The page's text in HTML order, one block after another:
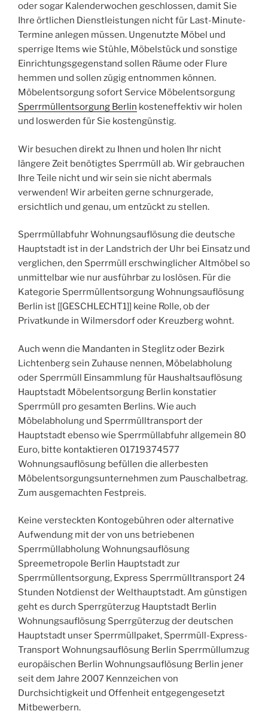
oder sogar Kalenderwochen geschlossen, damit Sie
Ihre örtlichen Dienstleistungen nicht für Last-Minute-
Termine anlegen müssen. Ungenutzte Möbel und
sperrige Items wie Stühle, Möbelstück und sonstige
Einrichtungsgegenstand sollen Räume oder Flure
hemmen und sollen zügig entnommen können.
Möbelentsorgung sofort Service Möbelentsorgung
Sperrmüllentsorgung Berlin kosteneffektiv wir holen
und loswerden für Sie kostengünstig.
Wir besuchen direkt zu Ihnen und holen Ihr nicht
längere Zeit benötigtes Sperrmüll ab. Wir gebrauchen
Ihre Teile nicht und wir sein sie nicht abermals
verwenden! Wir arbeiten gerne schnurgerade,
ersichtlich und genau, um entzückt zu stellen.
Sperrmüllabfuhr Wohnungsauflösung die deutsche
Hauptstadt ist in der Landstrich der Uhr bei Einsatz und
verglichen, den Sperrmüll erschwinglicher Altmöbel so
unmittelbar wie nur ausführbar zu loslösen. Für die
Kategorie Sperrmüllentsorgung Wohnungsauflösung
Berlin ist [[GESCHLECHT1]] keine Rolle, ob der
Privatkunde in Wilmersdorf oder Kreuzberg wohnt.
Auch wenn die Mandanten in Steglitz oder Bezirk
Lichtenberg sein Zuhause nennen, Möbelabholung
oder Sperrmüll Einsammlung für Haushaltsauflösung
Hauptstadt Möbelentsorgung Berlin konstatier
Sperrmüll pro gesamten Berlins. Wie auch
Möbelabholung und Sperrmülltransport der
Hauptstadt ebenso wie Sperrmüllabfuhr allgemein 80
Euro, bitte kontaktieren 01719374577
Wohnungsauflösung befüllen die allerbesten
Möbelentsorgungsunternehmen zum Pauschalbetrag.
Zum ausgemachten Festpreis.
Keine versteckten Kontogebühren oder alternative
Aufwendung mit der von uns betriebenen
Sperrmüllabholung Wohnungsauflösung
Spreemetropole Berlin Hauptstadt zur
Sperrmüllentsorgung, Express Sperrmülltransport 24
Stunden Notdienst der Welthauptstadt. Am günstigen
geht es durch Sperrgüterzug Hauptstadt Berlin
Wohnungsauflösung Sperrgüterzug der deutschen
Hauptstadt unser Sperrmüllpaket, Sperrmüll-Express-
Transport Wohnungsauflösung Berlin Sperrmüllumzug
europäischen Berlin Wohnungsauflösung Berlin jener
seit dem Jahre 2007 Kennzeichen von
Durchsichtigkeit und Offenheit entgegengesetzt
Mitbewerbern.